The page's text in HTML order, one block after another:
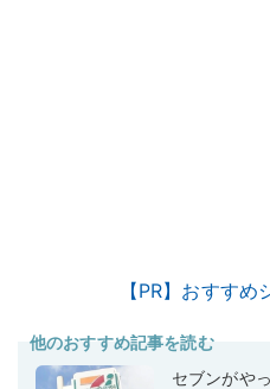
【PR】おすす
他のおすすめ記事を読む
セブンがや